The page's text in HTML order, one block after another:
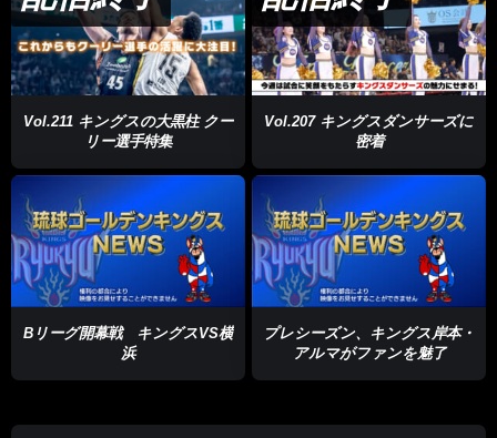
Vol.211 キングスの大黒柱 クー
リー選手特集
Vol.207 キングスダンサーズに
密着
Bリーグ開幕戦 キングスVS横
浜
プレシーズン、キングス岸本・
アルマがファンを魅了